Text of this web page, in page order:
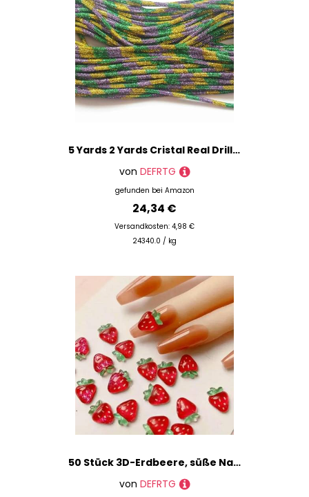
5 Yards 2 Yards Cristal Real Drill Strass String Seil Glitzer 6mm Crystal Pipeline Strassbesatz in Champagner Peridot-PBY-2 Yards pro Stück
von DEFRTG
gefunden bei Amazon
24,34 €
Versandkosten: 4,98 €
24340.0 / kg
50 Stück 3D-Erdbeere, süße Nagel-Charms, Cartoon-Frucht, flache Rückseite, Harz, Strasssteine, rote Erdbeer-Designs, Nageldekoration, Schmuck, Erdbeere
von DEFRTG